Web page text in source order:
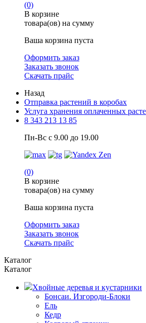
(0)
В корзине
товара(ов) на сумму
Ваша корзина пуста
Оформить заказ
Заказать звонок
Скачать прайс
Назад
Отправка растений в коробах
Услуга хранения оплаченных
8 343 213 13 85
Пн-Вс с 9.00 до 19.00
(0)
В корзине
товара(ов) на сумму
Ваша корзина пуста
Оформить заказ
Заказать звонок
Скачать прайс
Каталог
Каталог
Хвойные деревья и кустарники
Бонсаи. Изгороди-Блоки
Ель
Кедр